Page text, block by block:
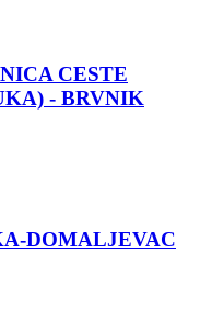
CESTE
- BRVNIK
DOMALJEVAC